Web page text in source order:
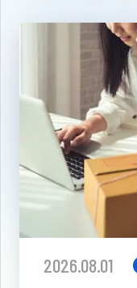
2026.08.01